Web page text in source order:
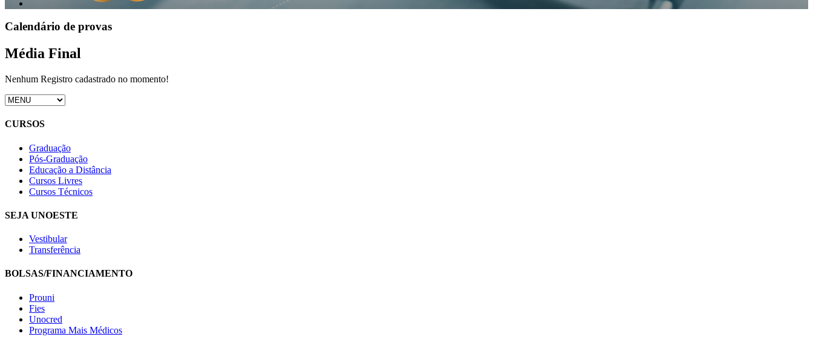
Calendário de provas
Média Final
Nenhum Registro cadastrado no momento!
CURSOS
Graduação
Pós-Graduação
Educação a Distância
Cursos Livres
Cursos Técnicos
SEJA UNOESTE
Vestibular
Transferência
BOLSAS/FINANCIAMENTO
Prouni
Fies
Unocred
Programa Mais Médicos